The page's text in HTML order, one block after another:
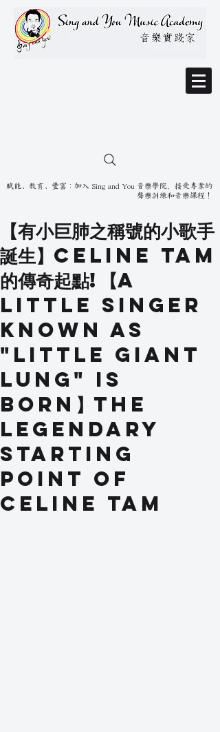
賦能、教育、豐富：加入 Sing and You 音樂學院，接受專業的
聲樂訓練和音樂課程！
【有小巨肺之稱號的小歌手
誕生】Celine Tam
的傳奇起點!【A
little singer
known as
"Little Giant
Lung" is
born】The
legendary
starting
point of
Celine Tam